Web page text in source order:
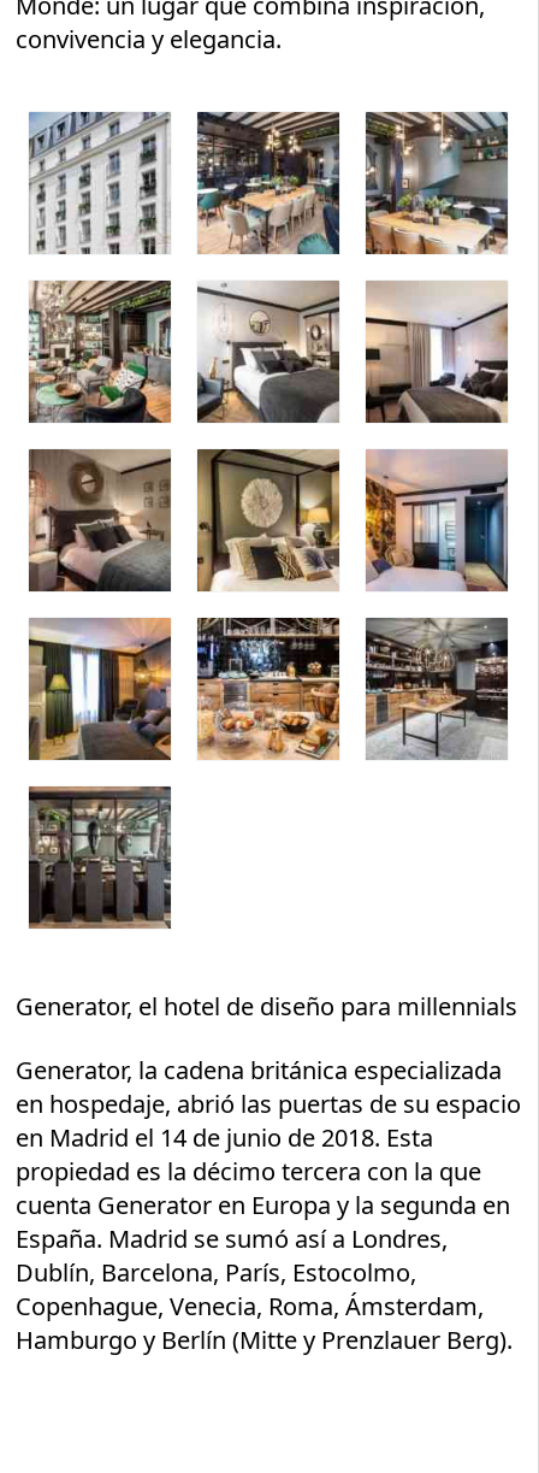
convivencia y elegancia.
Generator, el hotel de diseño para millennials
Generator, la cadena británica especializada
en hospedaje, abrió las puertas de su espacio
en Madrid el 14 de junio de 2018. Esta
propiedad es la décimo tercera con la que
cuenta Generator en Europa y la segunda en
España. Madrid se sumó así a Londres,
Dublín, Barcelona, París, Estocolmo,
Copenhague, Venecia, Roma, Ámsterdam,
Hamburgo y Berlín (Mitte y Prenzlauer Berg).